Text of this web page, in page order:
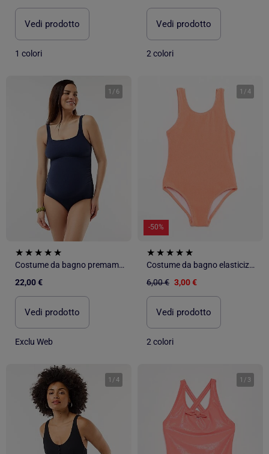
Vedi prodotto
1 colori
Vedi prodotto
2 colori
1 / 6
Costume da bagno premaman con coppe rimovibili
22,00 €
Vedi prodotto
Exclu Web
1 /4
-50%
Costume da bagno elasticizzato
6,00 € 3,00 €
Vedi prodotto
2 colori
1 /4 1 / 3